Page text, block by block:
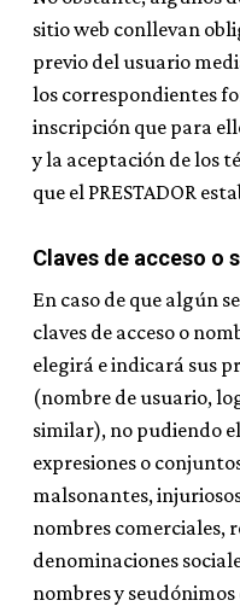
sitio web conllevan
previo del usuario
los correspondientes
inscripción que para
y la aceptación de los
que el PRESTADOR
Claves de acceso o
En caso de que algún
claves de acceso o
elegirá e indicará sus
(nombre de usuario,
similar), no pudiendo
expresiones o
malsonantes,
nombres comerciales,
denominaciones
nombres y